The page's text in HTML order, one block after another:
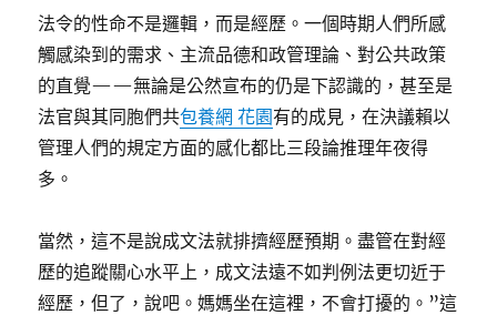
法令的性命不是邏輯，而是經歷。一個時期人們所感
觸感染到的需求、主流品德和政管理論、對公共政策
的直覺——無論是公然宣布的仍是下認識的，甚至是
法官與其同胞們共包養網 花園有的成見，在決議賴以
管理人們的規定方面的感化都比三段論推理年夜得
多。
當然，這不是說成文法就排擠經歷預期。盡管在對經
歷的追蹤關心水平上，成文法遠不如判例法更切近于
經歷，但了，說吧。媽媽坐在這裡，不會打擾的。”這